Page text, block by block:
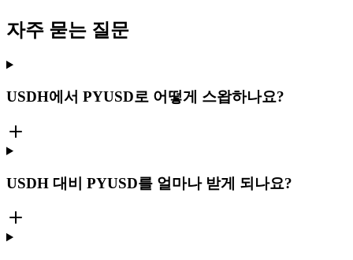
자주 묻는 질문
USDH에서 PYUSD로 어떻게 스왑하나요?
USDH 대비 PYUSD를 얼마나 받게 되나요?